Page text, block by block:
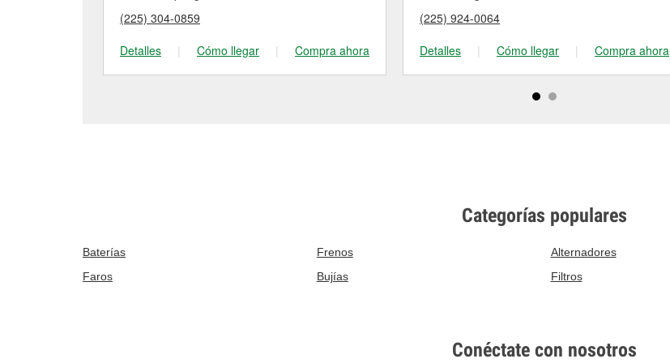
(225) 304-0859
Detalles
| Cómo llegar | Compra ahora
(225) 924-0064
Detalles
| Cómo llegar | Compra ahora
Categorías populares
Baterías Frenos Alternadores
Faros
Bujías Filtros
Conéctate con nosotros